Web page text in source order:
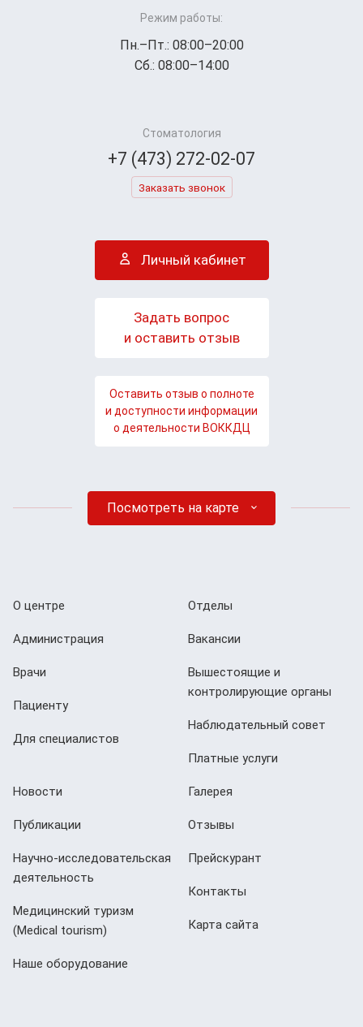
Режим работы:
Пн.–Пт.: 08:00–20:00
Сб.: 08:00–14:00
Стоматология
+7 (473) 272-02-07
Заказать звонок
Личный кабинет
Задать вопрос
и оставить отзыв
Оставить отзыв о полноте
и доступности информации
о деятельности ВОККДЦ
Посмотреть на карте
О центре
Администрация
Врачи
Пациенту
Для специалистов
Отделы
Вакансии
Вышестоящие и
контролирующие органы
Наблюдательный совет
Платные услуги
Новости
Публикации
Научно-исследовательская
деятельность
Медицинский туризм
(Мedical tourism)
Наше оборудование
Галерея
Отзывы
Прейскурант
Контакты
Карта сайта